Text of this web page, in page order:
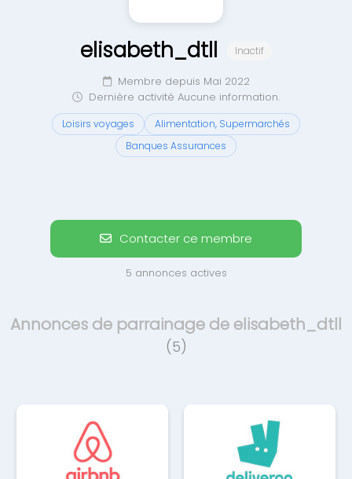
elisabeth_dtll Inactif
Membre depuis Mai 2022
Dernière activité Aucune information.
Loisirs voyages
Alimentation, Supermarchés
Banques Assurances
Contacter ce membre
5 annonces actives
Annonces de parrainage de elisabeth_dtll
(5)